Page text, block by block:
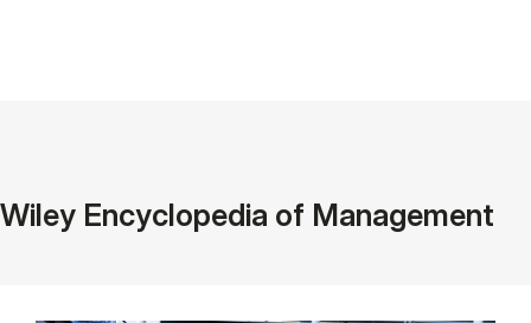
Wiley Encyclopedia of Management